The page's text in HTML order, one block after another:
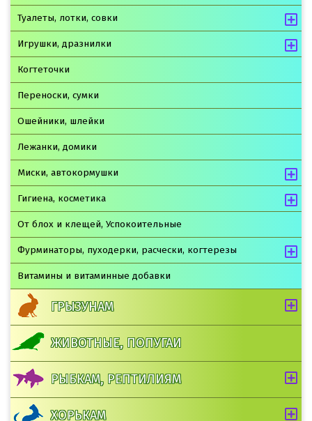
Туалеты, лотки, совки
Игрушки, дразнилки
Когтеточки
Переноски, сумки
Ошейники, шлейки
Лежанки, домики
Миски, автокормушки
Гигиена, косметика
От блох и клещей, Успокоительные
Фурминаторы, пуходерки, расчески, когтерезы
Витамины и витаминные добавки
ГРЫЗУНАМ
ЖИВОТНЫЕ, ПОПУГАИ
РЫБКАМ, РЕПТИЛИЯМ
ХОРЬКАМ